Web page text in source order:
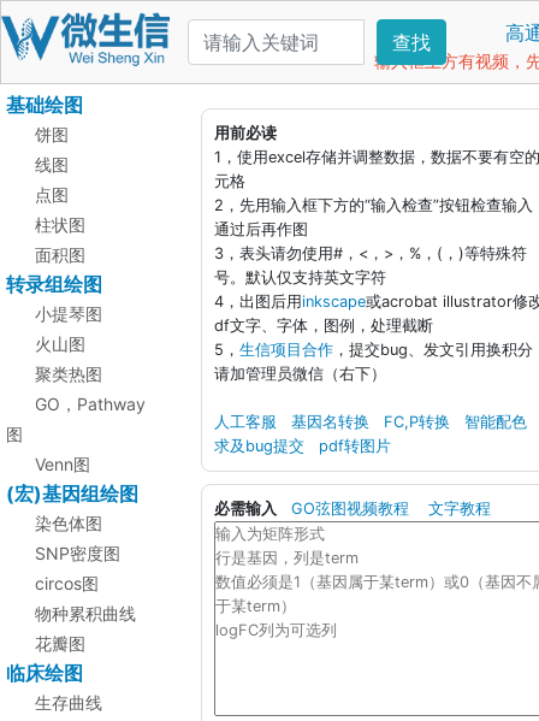
查找 高
输入框上方有视频，
基础绘图
饼图
线图
点图
柱状图
面积图
转录组绘图
小提琴图
火山图
聚类热图
GO，Pathway
图
Venn图
(宏)基因组绘图
染色体图
SNP密度图
circos图
物种累积曲线
花瓣图
临床绘图
生存曲线
用前必读
1，使用excel存储并调整数据，数据不要有空
元格
2，先用输入框下方的“输入检查”按钮检查输入
通过后再作图
3，表头请勿使用#，<，>，%，(，)等特殊符
号。默认仅支持英文字符
4，出图后用inkscape或acrobat illustrator修
df文字、字体，图例，处理截断
5， 生信项目合作 ，提交bug、发文引用换积分
请加管理员微信（右下）
人工客服 基因名转换 FC,P转换
智能配色
求及bug提交
pdf转图片
必需输入 GO弦图视频教程 文字教程